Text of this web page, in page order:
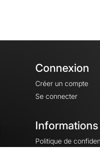
Connexion
Créer un compte
Se connecter
Politique de